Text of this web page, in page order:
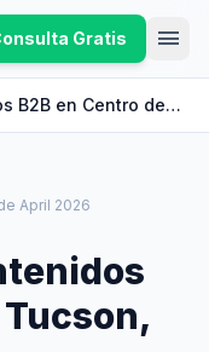
Gratis menu
B2B en Centro de
April 2026